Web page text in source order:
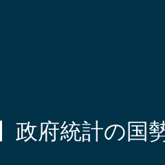
】政府統計の